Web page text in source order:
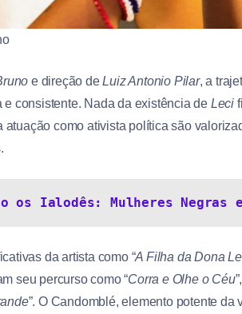
e direção deLuiz Antonio Pilar, a
consistente. Nada da existência de Leci
como ativista política são
os Ialodês: Mulheres
da artista como “A Filha da Dona
seu percurso como “Corra e Olhe o Céu
”. O Candomblé, elemento potente da